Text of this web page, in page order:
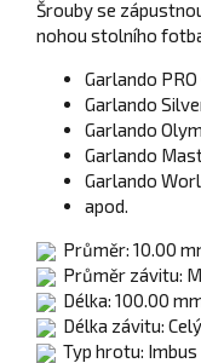
Šrouby se
nohou stolního
Garlando
Garlando
Garlando
Garlando
Garlando
apod.
Průměr: 10.00
Průměr závitu:
Délka: 100.00
Délka závitu: Celý
Typ hrotu: Imbus